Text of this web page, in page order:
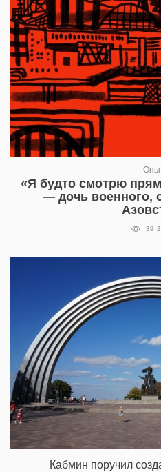
«Я будто смотрю
— дочь военного,
39
Кабмин поручил